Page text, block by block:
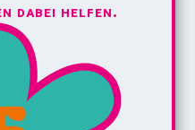
dabei helfen.